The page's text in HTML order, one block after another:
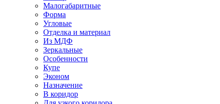
Малогабаритные
Форма
Угловые
Отделка и материал
Из МДФ
Зеркальные
Особенности
Купе
Эконом
Назначение
В коридор